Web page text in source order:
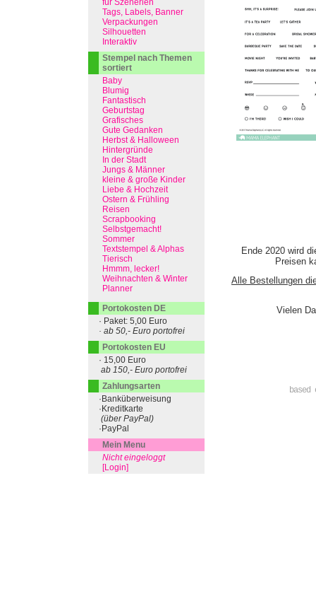
Ende 2020 wird
Preisen
Alle Bestellungen
Vielen
für Szenerien
Tags, Labels, Banner
Verpackungen
Silhouetten
Interaktiv
Stempel nach Themen
sortiert
Baby
Blumig
Fantastisch
Geburtstag
Grafisches
Gute Gedanken
Herbst & Halloween
Hintergründe
In der Stadt
Jungs & Männer
kleine & große Kinder
Liebe & Hochzeit
Ostern & Frühling
Reisen
Scrapbooking
Selbstgemacht!
Sommer
Textstempel & Alphas
Tierisch
Hmmm, lecker!
Weihnachten & Winter
Planner
Portokosten DE
· Paket: 5,00 Euro
· ab 50,- Euro portofrei
Portokosten EU
· 15,00 Euro
ab 150,- Euro portofrei
Zahlungsarten
·Banküberweisung
·Kreditkarte
(über PayPal)
·PayPal
Mein Menu
Nicht eingeloggt
[Login]